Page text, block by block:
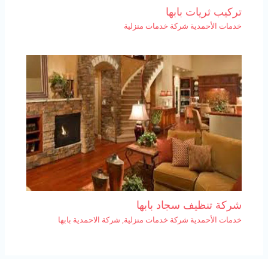
تركيب ثريات بابها
خدمات الأحمدية شركة خدمات منزلية
شركة تنظيف سجاد بابها
خدمات الأحمدية شركة خدمات منزلية, شركة الاحمدية بابها